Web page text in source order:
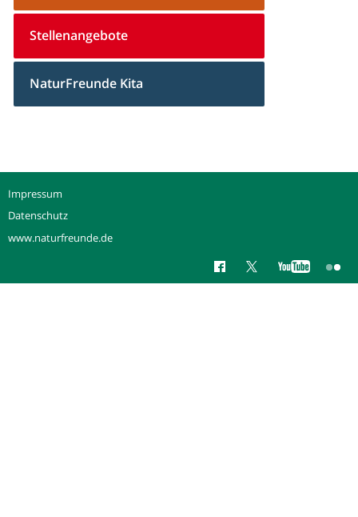
Stellenangebote
NaturFreunde Kita
Impressum
Datenschutz
www.naturfreunde.de